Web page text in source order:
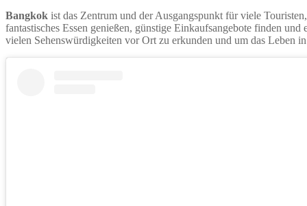
Bangkok ist das Zentrum und der Ausgangspunkt für viele
fantastisches Essen genießen, günstige Einkaufsangebote finden
vielen Sehenswürdigkeiten vor Ort zu erkunden und um das Leben